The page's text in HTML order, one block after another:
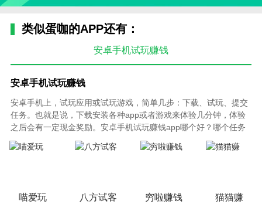
类似蛋咖的APP还有：
安卓手机试玩赚钱
安卓手机试玩赚钱
安卓手机上，试玩应用或试玩游戏，简单几步：下载、试玩、提交
任务。也就是说，下载安装各种app或者游戏来体验几分钟，体验
之后会有一定现金奖励。安卓手机试玩赚钱app哪个好？哪个任务
多收益高呢？以下根据试玩APP平台任务多少、单价高低、提现快
慢等综合因素，来制定的安卓手机试玩app赚钱平台排行榜，不断
喵爱玩 八方试客 穷啦赚钱 猫猫赚